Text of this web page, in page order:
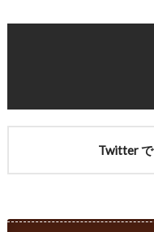
Twitter で